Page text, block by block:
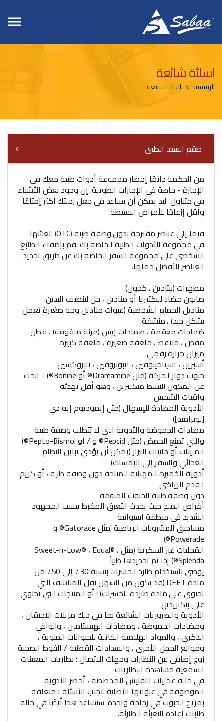
اسلئة شائعة
الرئيسية اسلئة شائعة
طقم السفر الطبي
من الحكمة دائمًا إحضار مجموعة أدوات طبية معك في
الإجازة - خاصة في الإجازات الطويلة. إن وجود بعض الأشياء
في متناول اليد يمكن أن يساعد في جعل رحلتك أكثر إمتاعًا
وأقل إزعاجًا للأمراض البسيطة.
فيما يلي عناصر مقترحة بدون وصفة طبية (OTC) لتعبئتها
في مجموعة الأدوات الطبية الخاصة بك. قم بإضفاء الطابع
الشخصي على مجموعة السفر الخاصة بك عن طريق تحديد
العناصر الأفضل حملها.
مطهرات (بيتادين ، كحول)
صابون مضاد للبكتيريا أو مناديل ، جل لتنظيف اليدين
مناديل الحمام الشخصية (عبوات مناديل وجه صغيرة تعمل
بشكل جيد) ، منشفة
ضمادات معقمة ، ضمادات إيس (مرنة ملفوفة) ، قطن
مقص ، ملاقط ، ملعقة صغيرة ، ملعقة كبيرة
ميزان حرارة رقمي
أسبرين ، اسيتامينوفين ، ايبوبروفين ، نابروكسين
حبوب دوار الحركة (مثل Dramamine® أو Bonine®) - ابحث
عن المكون النشط ميكليزين ، وهو أقل تهدئة
واقيات الشمس
الأدوية المضادة للإسهال (مثل إيموديوم إيه دي
[لوبراميد])
مضادات الحموضة والأدوية التي لا تتطلب وصفة طبية
والتي تمنع الحمض (مثل Pepcid® و / أو Pepto-Bismol®)
الملينات أو ملينات البراز (يمكن أن يؤدي تباين النظام
الغذائي والسفر إلى الإمساك)
أدوية الخميرة المهبلية المتاحة دون وصفة طبية ، أو كريم
القدم الرياضي
دون وصفة طبية الحبوب المنومة
أقراص الملح حيث يحدث التعرق المفرط بسبب المجهود
الشديد في منطقة استوائية
مساحيق المشروبات الرياضية (مثل Gatorade® و
Powerade®)
المُحليات غير السكرية (مثل Sweet-n-Low® ، Equal® ،
Splenda®) إذا تم تحديدها طبياً
يوصى باستخدام طارد الحشرات بنسبة 30٪ إلى 50٪ من
مادة DEET (قد يكون من السهل نقل المناشف التي
تحتوي على مادة طاردة للحشرات) ؛ أو المنتجات التي تحتوي
على بيكاريدين
الأدوية والضروريات الشائعة بما في ذلك مزيلات الاحتقان ،
ومضادات الحموضة ، ومضادات الهيستامين ، والواقي
الذكري ، والمواد الهلامية القاتلة للحيوانات المنوية ،
وموانع الحمل الأخرى ، والسدادات القطنية / الفوط الصحية
زوج إضافي من النظارات وجهات الاتصال ؛ بطاريات المعينات
السمعية مشاهدة البطاريات
في حالة عمليات التفتيش المخصصة ، أحضر الأدوية
الموصوفة في عبواتها الأصلية لتجنب الأسئلة المتعلقة
بمزيج الحبوب في زجاجة واحدة. سيساعد هذا أيضًا في حالة
طلبات إعادة التعبئة الطارئة.